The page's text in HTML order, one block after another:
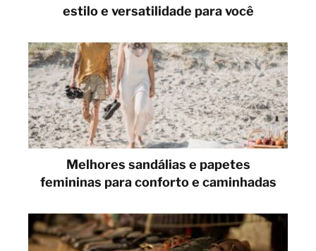
estilo e versatilidade para você
Melhores sandálias e papetes
femininas para conforto e caminhadas